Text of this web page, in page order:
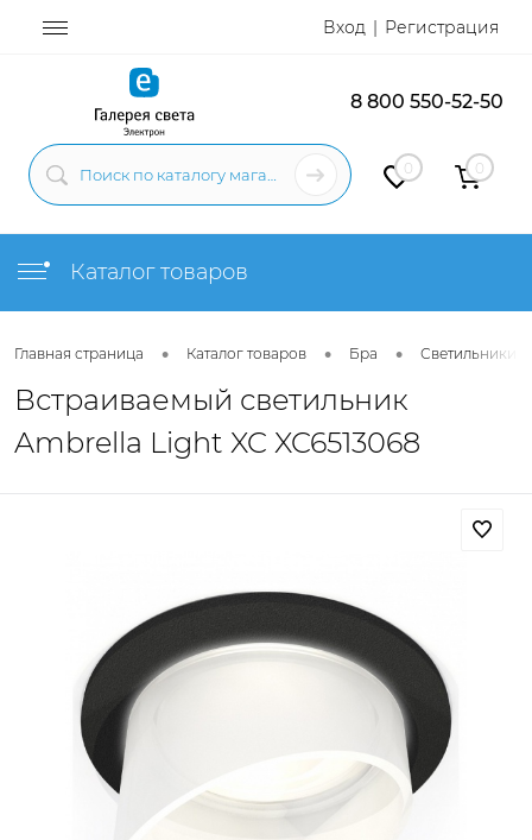
Вход Регистрация
8 800 550-52-50
0 0
Каталог товаров
Главная страница • Каталог товаров • Бра • Светильники
Встраиваемый светильник
Ambrella Light XC XC6513068